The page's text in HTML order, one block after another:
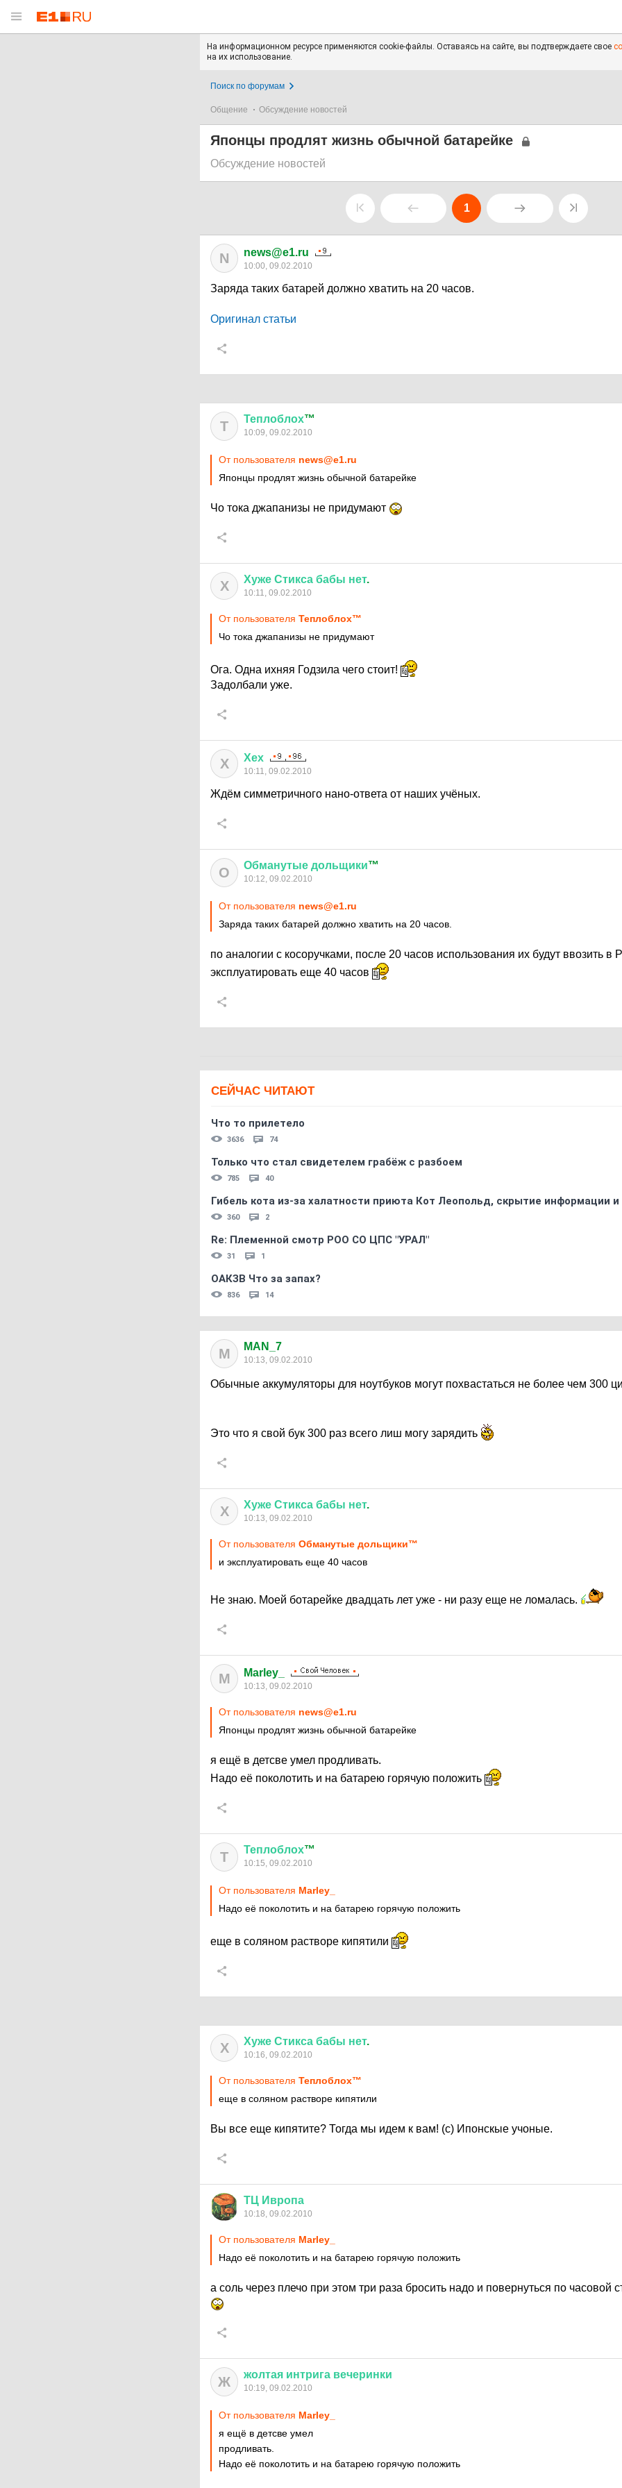
На информационном ресурсе применяются cookie-файлы. Оставаясь на сайте, вы подтверждаете свое
на их использование.
Поиск по форумам
Общение Обсуждение новостей
Японцы продлят жизнь обычной батарейке
Обсуждение новостей
1
N news@e1.ru
10:00, 09.02.2010
Заряда таких батарей должно хватить на 20 часов.
Оригинал статьи
Т Теплоблох™
10:09, 09.02.2010
От пользователя news@e1.ru
Японцы продлят жизнь обычной батарейке
Чо тока джапанизы не придумают
Х Хуже Стикса бабы нет.
10:11, 09.02.2010
От пользователя Теплоблох™
Чо тока джапанизы не придумают
Ога. Одна ихняя Годзила чего стоит!
Задолбали уже.
Х Хех
10:11, 09.02.2010
Ждём симметричного нано-ответа от наших учёных.
О Обманутые дольщики™
10:12, 09.02.2010
От пользователя news@e1.ru
Заряда таких батарей должно хватить на 20 часов.
по аналогии с косоручками, после 20 часов использования их будут ввозить в
эксплуатировать еще 40 часов
СЕЙЧАС ЧИТАЮТ
Что то прилетело
3636 74
Только что стал свидетелем грабёж с разбоем
785 40
Гибель кота из-за халатности приюта Кот Леопольд, скрытиe информации
360 2
Re: Племеннoй смoтр РOO CO ЦПС "УРАЛ"
31 1
ОАКЗВ Что за запах?
836 14
M MAN_7
10:13, 09.02.2010
Обычные аккумуляторы для ноутбуков могут похвастаться не более чем 300
Это что я свой бук 300 раз всего лиш могу зарядить
Х Хуже Стикса бабы нет.
10:13, 09.02.2010
От пользователя Обманутые дольщики™
и эксплуатировать еще 40 часов
Не знаю. Моей ботарейке двадцать лет уже - ни разу еще не ломалась.
M Marley_
10:13, 09.02.2010
От пользователя news@e1.ru
Японцы продлят жизнь обычной батарейке
я ещё в детсве умел продливать.
Надо её поколотить и на батарею горячую положить
Т Теплоблох™
10:15, 09.02.2010
От пользователя Marley_
Надо её поколотить и на батарею горячую положить
еще в соляном растворе кипятили
Х Хуже Стикса бабы нет.
10:16, 09.02.2010
От пользователя Теплоблох™
еще в соляном растворе кипятили
Вы все еще кипятите? Тогда мы идем к вам! (с) Ипонскые учоные.
ТЦ Ивропа
10:18, 09.02.2010
От пользователя Marley_
Надо её поколотить и на батарею горячую положить
а соль через плечо при этом три раза бросить надо и повернуться по часовой
Ж жолтая интрига вечеринки
10:19, 09.02.2010
От пользователя Marley_
я ещё в детсве умел
продливать.
Надо её поколотить и на батарею горячую положить